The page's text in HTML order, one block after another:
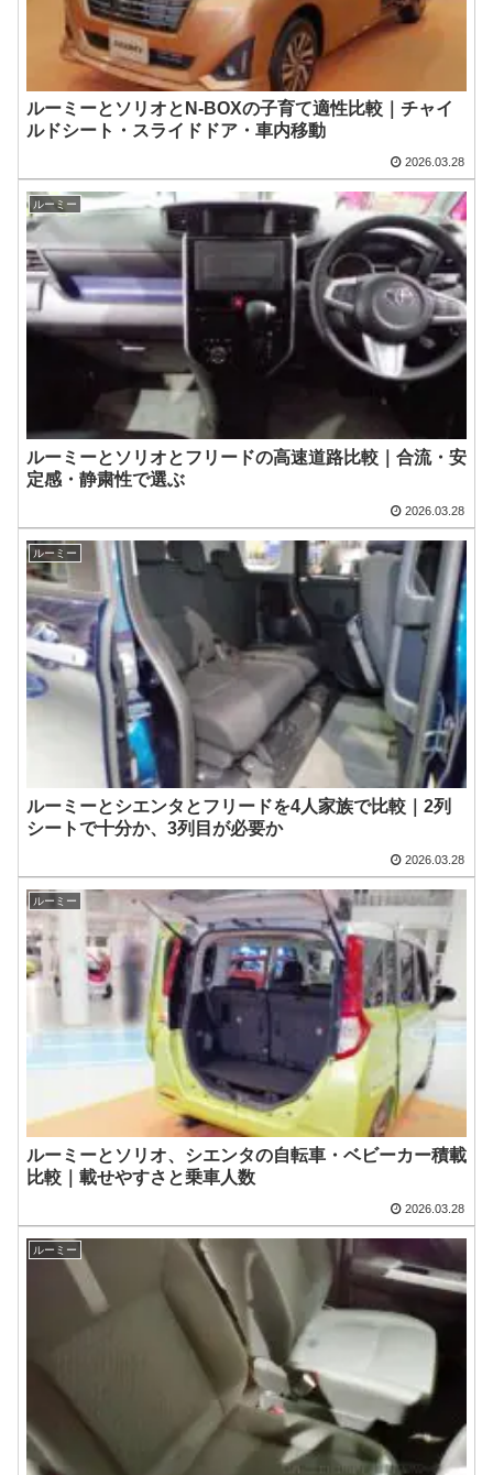
ルーミーとソリオとN-BOXの子育て適性比較｜チャイ
ルドシート・スライドドア・車内移動
2026.03.28
ルーミー
ルーミーとソリオとフリードの高速道路比較｜合流・安
定感・静粛性で選ぶ
2026.03.28
ルーミー
ルーミーとシエンタとフリードを4人家族で比較｜2列
シートで十分か、3列目が必要か
2026.03.28
ルーミー
ルーミーとソリオ、シエンタの自転車・ベビーカー積載
比較｜載せやすさと乗車人数
2026.03.28
ルーミー